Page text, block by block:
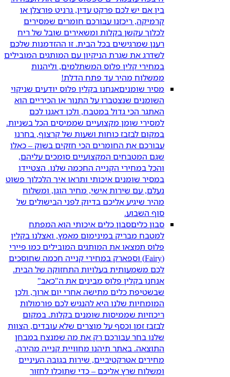
בין אם יש לכם פרקט עדין, גרניט פורצלן או
קרמיקה, ריכזנו עבורכם חומרים שמסירים
לכלוך עקשן בקלות ומשאירים שובל של ריח
רענן שמרגישים בכל הבית. זו ההזדמנות שלכם
לשדרג את שגרת הניקיון עם המותגים המובילים
במחירי קלין פלוס המשתלמים, וליהנות
ממשלוח מהיר עד פתח הדלת!
מסיר שומניםאנחנו בקלין פלוס יודעים שניקוי
השומנים שנצטברו על התנור או הכיריים הוא
האתגר הכי גדול במטבח, ולכן דאגנו לכם
למסירי שומן מקצועיים שממיסים הכל בשניות.
במקום לבזבז כוחות ושעות של קרצוף, בחרנו
עבורכם את החומרים הכי חזקים בשוק – כאלו
שגם המטבחים המקצועיים סומכים עליהם,
והכל במחירי הקנייה החכמה שלנו. הצטיידו
במסיר שומנים איכותי ותראו איך הלכלוך פשוט
נעלם, עם שירות אישי, מחיר הוגן, ומשלוח
מהיר שיגיע אליכם בדיוק לפני הבישולים של
סוף השבוע.
סבון כליםסבון כלים איכותי הוא המפתח
למטבח מבריק במינימום מאמץ, ואצלנו בקלין
פלוס תמצאו את המותגים המובילים כמו פיירי
(Fairy) וספארק במחירי קנייה חכמה שחוסכים
לכם משמעותית בעלויות התחזוקה של הבית.
אנחנו בקלין פלוס מבינים את ה"כאב"
שבשטיפת כלים מתישה אחרי יום ארוך, ולכן
המומחיות שלנו היא להנגיש לכם פורמולות
ריכוזיות שממיסות שומנים בקלות. במקום
לבזבז זמן וכסף על מוצרים שלא עובדים, הצוות
שלנו בחר עבורכם רק את מה שמנצח במבחן
התוצאה. באתר תיהנו מחוויית קנייה מהירה,
מחירים אטרקטיביים, שירות בגובה העיניים
ומשלוח שרץ אליכם – כדי שתוכלו לחזור